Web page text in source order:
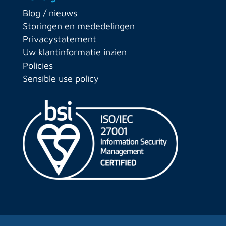
Blog / nieuws
Storingen en mededelingen
Privacystatement
Uw klantinformatie inzien
Policies
Sensible use policy